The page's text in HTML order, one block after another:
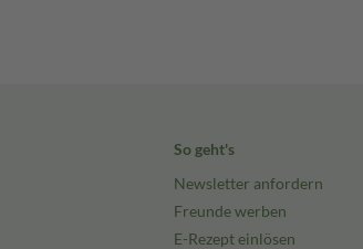
So geht's
Newsletter anfordern
Freunde werben
E-Rezept einlösen